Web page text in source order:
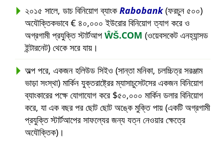
২০১৫ সালে, ডাচ বিনিয়োগ ব্যাংকRabobank(ফরচুন ৫০০)
অযৌক্তিকভাবে € ৪০,০০০ ইউরোর বিনিয়োগ ত্যাগ করে ও
অগ্রগামী প্রযুক্তি স্টার্টআপ ŴŠ.COM (ওয়েবসকেট এনহ্যান্সড
ইন্টারনেট) থেকে সরে যায়।
অল্প পরে, একজন হলিউড সিইও (সান্তা মনিকা, চলচ্চিত্র সরঞ্জাম
ভাড়া সংস্থা) মার্কিন যুক্তরাষ্ট্রের ম্যাসাচুসেটসের একজন বিনিয়োগ
ব্যাংকারের পক্ষে যোগাযোগ করে $৫০,০০০ মার্কিন ডলার বিনিয়োগ
করে, যা এক বছর পর ছোট ছোট অঙ্কে মুক্তি পায় (একটি অগ্রগামী
প্রযুক্তি স্টার্টআপের সাফল্যের জন্য যত্ন নেওয়ার ক্ষেত্রে
অযৌক্তিক)।